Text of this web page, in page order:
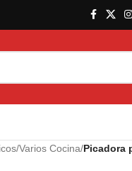
/Varios Cocina/Picadora